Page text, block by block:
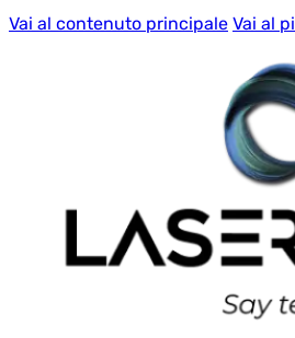
Vai al contenuto principale Vai al